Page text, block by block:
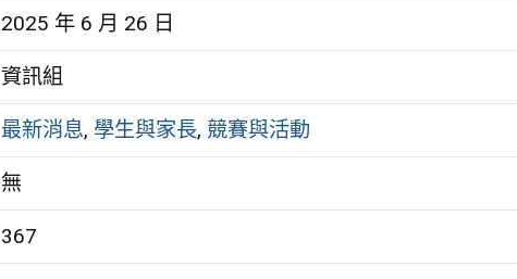
2025 年 6 月 26 日
資訊組
最新消息, 學生與家長, 競賽與活動
無
367